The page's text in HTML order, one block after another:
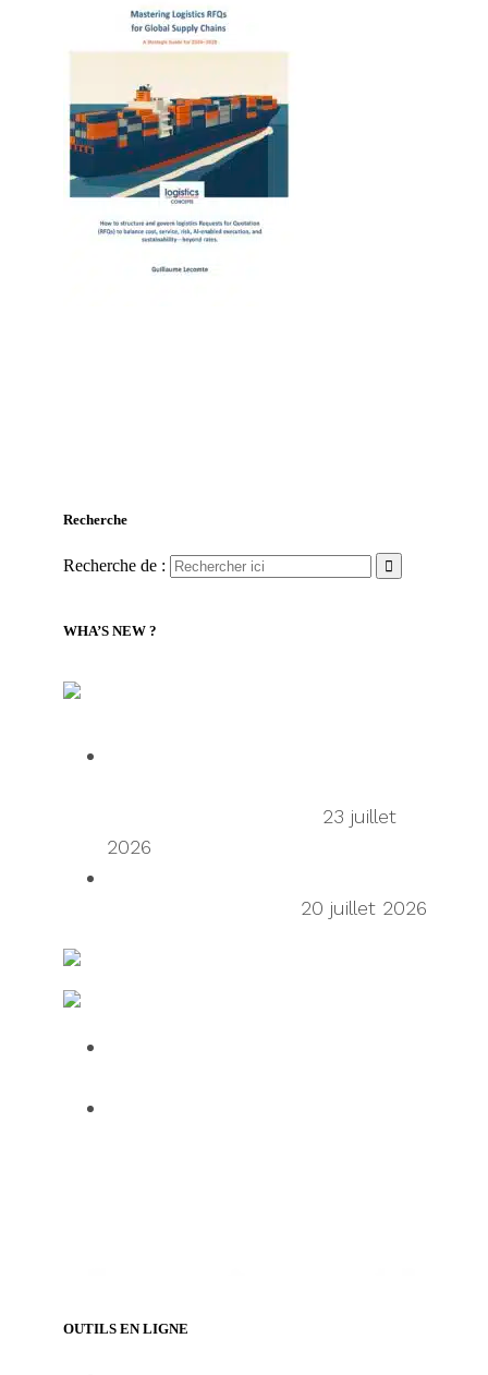
Recherche
Recherche de :
WHA’S NEW ?
23 juillet
2026
20 juillet 2026
OUTILS EN LIGNE